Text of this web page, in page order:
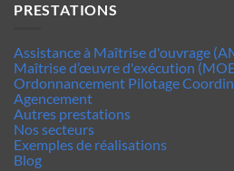
PRESTATIONS
Assistance à Maîtrise d'ouvrage
Maîtrise d’œuvre d'exécution
Ordonnancement Pilotage
Agencement
Autres prestations
Nos secteurs
Exemples de réalisations
Blog